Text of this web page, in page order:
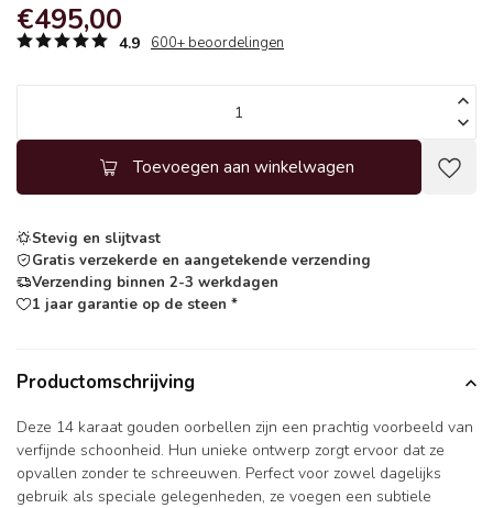
€495,00
4.9 600+ beoordelingen
Toevoegen aan winkelwagen
Stevig en slijtvast
Gratis verzekerde en aangetekende verzending
Verzending binnen 2-3 werkdagen
1 jaar garantie op de steen *
Productomschrijving
Deze 14 karaat gouden oorbellen zijn een prachtig voorbeeld van
verfijnde schoonheid. Hun unieke ontwerp zorgt ervoor dat ze
opvallen zonder te schreeuwen. Perfect voor zowel dagelijks
gebruik als speciale gelegenheden, ze voegen een subtiele